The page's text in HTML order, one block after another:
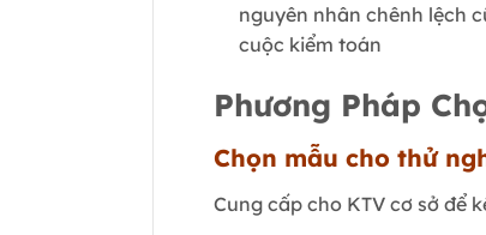
nguyên nhân chênh lệch
cuộc kiểm toán
Phương Pháp
Chọn mẫu cho thử
Cung cấp cho KTV cơ sở để